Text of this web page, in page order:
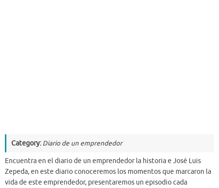
Category: Diario de un emprendedor
Encuentra en el diario de un emprendedor la historia e José Luis
Zepeda, en este diario conoceremos los momentos que marcaron la
vida de este emprendedor, presentaremos un episodio cada